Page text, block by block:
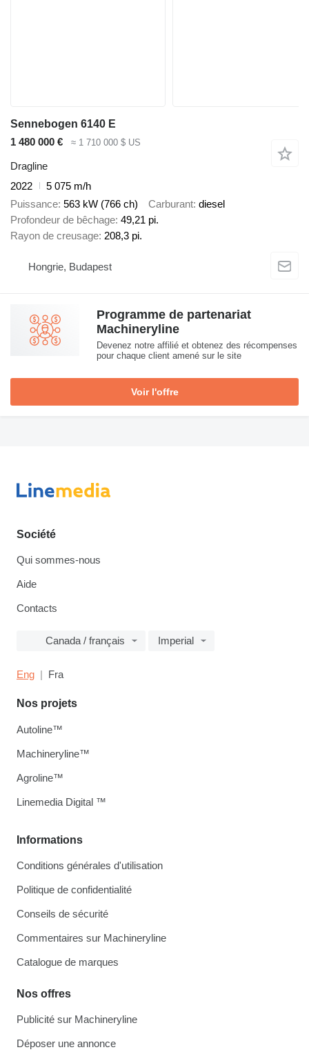
Sennebogen 6140 E
1 480 000 €
≈ 1 710 000 $ US
Dragline
2022
5 075 m/h
Puissance 563 kW (766 ch) Carburant diesel
Profondeur de bêchage 49,21 pi.
Rayon de creusage 208,3 pi.
Hongrie, Budapest
Programme de partenariat
Machineryline
Devenez notre affilié et obtenez des récompenses
pour chaque client amené sur le site
Voir l'offre
Société
Qui sommes-nous
Aide
Contacts
Canada / français Imperial
Eng Fra
Informations
Conditions générales d'utilisation
Politique de confidentialité
Conseils de sécurité
Commentaires sur Machineryline
Catalogue de marques
Nos offres
Publicité sur Machineryline
Déposer une annonce
Nos projets
Autoline™
Machineryline™
Agroline™
Linemedia Digital ™